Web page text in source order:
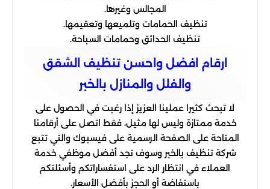
المجالس وغيرها.
تنظيف الحمامات وتلميعها وتعقيمها.
تنظيف الحدائق وحمامات السباحة.
ارقام افضل واحسن تنظيف الشقق
والفلل والمنازل بالخبر
لا تبحث كثيرا عملينا العزيز إذا رغبت في الحصول على
خدمة ممتازة وليس لها مثيل، فقط اتصل على أرقامنا
المتاحة على الصفحة الرسمية على فيسبوك والتي تتبع
شركة تنظيف بالخبر وسوف تجد أفضل موظفي خدمة
العملاء في انتظار الرد على استفساراتكم وأسئلتكم
باستفاضة أو الحجز بأفضل الأسعار.